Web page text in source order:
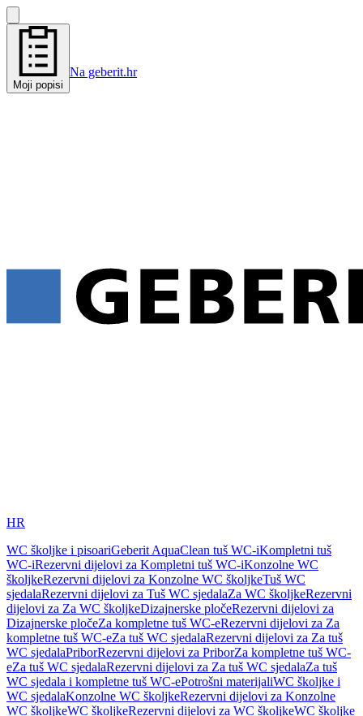
Moji popisi
Na geberit.hr
HR
WC školjke i pisoariGeberit AquaClean tuš WC-iKompletni tuš
WC-iRezervni dijelovi za Kompletni tuš WC-iKonzolne WC
školjkeRezervni dijelovi za Konzolne WC školjkeTuš WC
sjedalaRezervni dijelovi za Tuš WC sjedalaZa WC školjkeRezervni
dijelovi za Za WC školjkeDizajnerske pločeRezervni dijelovi za
Dizajnerske pločeZa kompletne tuš WC-eRezervni dijelovi za Za
kompletne tuš WC-eZa tuš WC sjedalaRezervni dijelovi za Za tuš
WC sjedalaPriborRezervni dijelovi za PriborZa kompletne tuš WC-
eZa tuš WC sjedalaRezervni dijelovi za Za tuš WC sjedalaZa tuš
WC sjedala i kompletne tuš WC-ePotrošni materijaliWC školjke i
WC sjedalaKonzolne WC školjkeRezervni dijelovi za Konzolne
WC školjkeWC školjkeRezervni dijelovi za WC školjkeWC školjke